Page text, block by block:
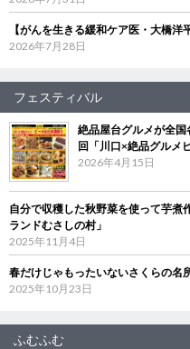
【がんを生きる緩和ケア医・大橋
2026年7月28日
フェスティバル
絶品屋台グルメが全
回「川口×絶品グルメ
2026年4月15日
自分で収穫した秋野菜を使って芋
ランドむさしの村」
2025年11月4日
春だけじゃもったいないさくらの名
2025年10月23日
ふむふむ